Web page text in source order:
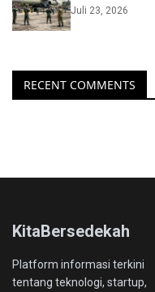
Juli 23, 2026
RECENT COMMENTS
KitaBersedekah
Platform informasi terkini
tentang teknologi, startup,